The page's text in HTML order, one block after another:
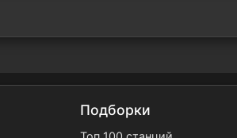
Подборки